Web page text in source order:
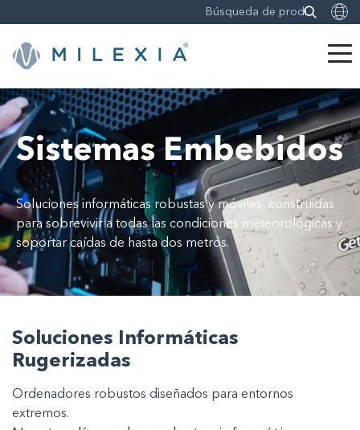
Saltar
a
contenido
Sistemas Embebidos
Soluciones informáticas robustas y móviles, construidas
para sobrevivir a todas las condiciones meteorológicas y
soportar caídas de hasta dos metros.
Soluciones Informáticas
Rugerizadas
Ordenadores robustos diseñados para entornos
extremos.